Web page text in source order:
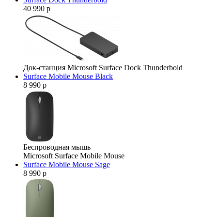
40 990 р
Док-станция Microsoft Surface Dock Thunderbold
Surface Mobile Mouse Black
8 990 р
Беспроводная мышь
Microsoft Surface Mobile Mouse
Surface Mobile Mouse Sage
8 990 р